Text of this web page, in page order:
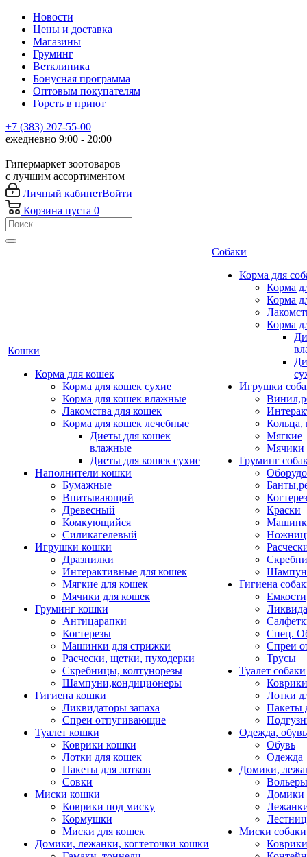
Новости
Цены и доставка
Магазины
Груминг
Ветклиника
Бонусная программа
Оптовым покупателям
Горсть в приют
+7 (383) 207-55-00
ежедневно 9:00 - 20:00
Гипермаркет зоотоваров
с лучшим ассортиментом
Личный кабинетВойти
Корзина пуста 0
Кошки
Корма для кошек
Корма для кошек сухие
Корма для кошек влажные
Лакомства для кошек
Корма для кошек лечебные
Диеты для кошек
влажные
Диеты для кошек сухие
Наполнители кошки
Бумажные
Впитывающий
Древесный
Комкующийся
Силикагелевый
Игрушки кошки
Дразнилки
Интерактивные для кошек
Мягкие для кошек
Мячики для кошек
Груминг кошки
Антицарапки
Когтерезы
Машинки для стрижки
Расчески, щетки, пуходерки
Скребницы, колтунорезы
Шампуни,кондиционеры
Гигиена кошки
Ликвидаторы запаха
Спреи отпугивающие
Туалет кошки
Коврики кошки
Лотки для кошек
Пакеты для лотков
Совки
Миски кошки
Коврики под миску
Кормушки
Миски для кошек
Домики, лежанки, когтеточки кошки
Собаки
Корма для
Корма
Корма
Корма
Игрушки
Кольца,
Мягкие
Мячики
Груминг
Краски
Гигиена
Емкости
Спец.
Спреи
Трусы
Туалет собаки
Коврики
Лотки
Пакеты
Одежда, обувь
Обувь
Одежда
Домики,
Домики
Миски собаки